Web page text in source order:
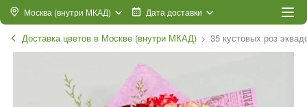
Москва (внутри МКАД) Дата доставки
Доставка цветов в Москве (внутри МКАД) 35 кустовых роз